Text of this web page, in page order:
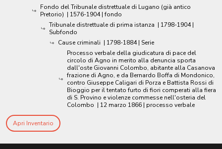
Fondo del Tribunale distrettuale di Lugano (già antico
Pretorio) | 1576-1904 | fondo
Tribunale distrettuale di prima istanza | 1798-1904 |
Subfondo
Cause criminali | 1798-1884 | Serie
Processo verbale della giudicatura di pace del
circolo di Agno in merito alla denuncia sporta
dall'oste Giovanni Colombo, abitante alla Casanova
frazione di Agno, e da Bernardo Boffa di Mondonico,
contro Giuseppe Caligari di Porza e Battista Rossi di
Bioggio per il tentato furto di fiori comperati alla fiera
di S. Provino e violenze commesse nell'osteria del
Colombo | 12 marzo 1866 | processo verbale
Apri Inventario